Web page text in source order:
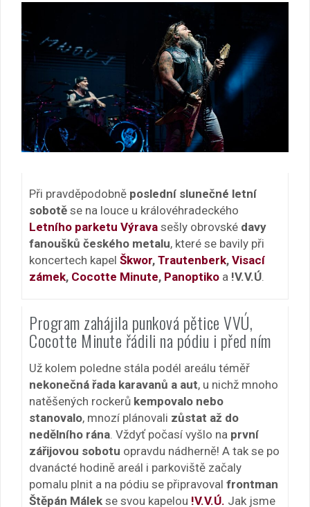
Při pravděpodobně poslední slunečné letní
sobotě se na louce u královéhradeckého
Letního parketu Výrava sešly obrovské davy
fanoušků českého metalu, které se bavily při
koncertech kapel Škwor, Trautenberk, Visací
zámek, Cocotte Minute, Panoptiko a !V.V.Ú
Program zahájila punková pětice VVÚ,
Cocotte Minute řádili na pódiu i před ním
Už kolem poledne stála podél areálu téměř
nekonečná řada karavanů a aut, u nichž mnoho
natěšených rockerů kempovalo nebo
stanovalo, mnozí plánovali zůstat až do
nedělního rána . Vždyť počasí vyšlo na první
zářijovou sobotu opravdu nádherně! A tak se po
dvanácté hodině areál i parkoviště začaly
pomalu plnit a na pódiu se připravoval frontman
Štěpán Málek se svou kapelou !V.V.Ú. Jak jsme